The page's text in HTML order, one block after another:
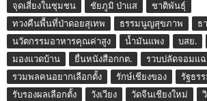
จุดเสี่ยงในชุมชน
ชัยภูมิ ป่าแส
ชาติพันธุ์
ทวงคืนพื้นที่ป่าดอยสุเทพ
ธรรมนูญสุขภาพ
ธ
นวัตกรรมอาหารคุณค่าสูง
น้ำมันแพง บสย.
มองแวดบ้าน
ยื่นหนังสือกกต.
รวบปลัดจอมแฉ
รวมพลคนอยากเลือกตั้ง
รักษ์เชียงของ
รัฐธร
รับรองผลเลือกตั้ง
วังเวียง วัดจีนเชียงใหม่